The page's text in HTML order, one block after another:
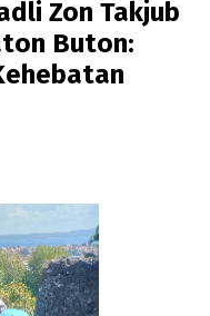
Zon Takjub
Buton: